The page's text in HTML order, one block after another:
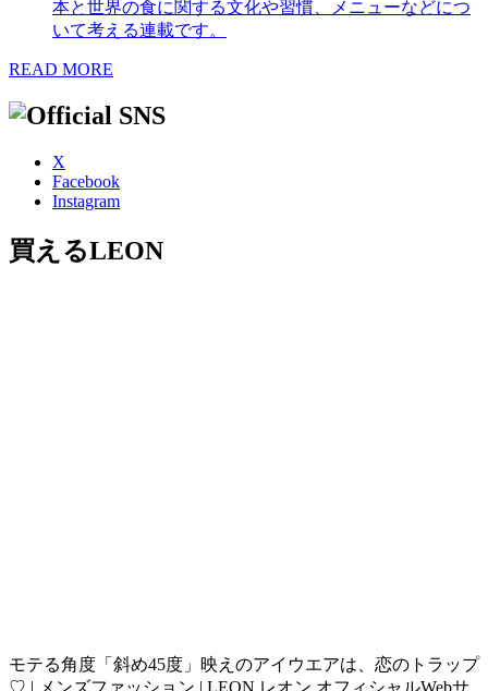
本と世界の食に関する文化や習慣、メニューなどにつ
いて考える連載です。
READ MORE
X
Facebook
Instagram
買えるLEON
モテる角度「斜め45度」映えのアイウエアは、恋のトラップ
♡ | メンズファッション | LEON レオン オフィシャルWebサ